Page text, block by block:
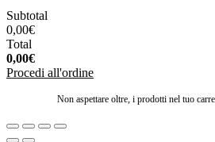
Subtotal
0,00€
Total
0,00€
Procedi all'ordine
Non aspettare oltre, i prodotti nel tuo